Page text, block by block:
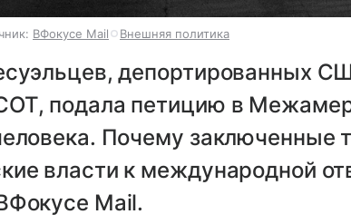
ВФокусе Mail Внешняя политика
депортированных
подала петицию в
Почему заключенные
власти к международной
Mail.